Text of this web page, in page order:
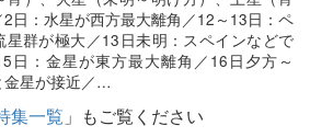
2日：水星が西方最大離角／12～13日：ペ
星群が極大／13日未明：スペインなどで
日：金星が東方最大離角／16日夕方～
金星が接近／…
集一覧 」もご覧ください